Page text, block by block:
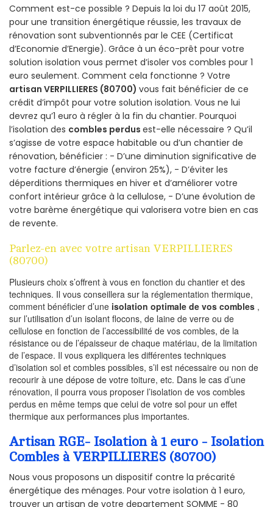
Comment est-ce possible ? Depuis la loi du 17 août 2015,
pour une transition énergétique réussie, les travaux de
rénovation sont subventionnés par le CEE (Certificat
d’Economie d’Energie). Grâce à un éco-prêt pour votre
solution isolation vous permet d’isoler vos combles pour 1
euro seulement. Comment cela fonctionne ? Votre
artisan VERPILLIERES (80700) vous fait bénéficier de ce
crédit d’impôt pour votre solution isolation. Vous ne lui
devrez qu’1 euro à régler à la fin du chantier. Pourquoi
l’isolation des combles perdus est-elle nécessaire ? Qu’il
s’agisse de votre espace habitable ou d’un chantier de
rénovation, bénéficier : - D’une diminution significative de
votre facture d’énergie (environ 25%), - D’éviter les
déperditions thermiques en hiver et d’améliorer votre
confort intérieur grâce à la cellulose, - D’une évolution de
votre barème énergétique qui valorisera votre bien en cas
de revente.
Parlez-en avec votre artisan VERPILLIERES
(80700)
Plusieurs choix s’offrent à vous en fonction du chantier et des
techniques. Il vous conseillera sur la réglementation thermique,
comment bénéficier d’une isolation optimale de vos combles ,
sur l’utilisation d’un isolant flocons, de laine de verre ou de
cellulose en fonction de l’accessibilité de vos combles, de la
résistance ou de l’épaisseur de chaque matériau, de la limitation
de l’espace. Il vous expliquera les différentes techniques
d’isolation sol et combles possibles, s’il est nécessaire ou non de
recourir à une dépose de votre toiture, etc. Dans le cas d’une
rénovation, il pourra vous proposer l’isolation de vos combles
perdus en même temps que celui de votre sol pour un effet
thermique aux performances plus importantes.
Artisan RGE- Isolation à 1 euro - Isolation
Combles à VERPILLIERES (80700)
Nous vous proposons un dispositif contre la précarité
énergétique des ménages. Pour votre isolation à 1 euro,
trouver un artisan de votre departement SOMME - 80